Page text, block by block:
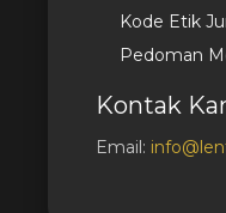
Kode Etik
Pedoman
Kontak
Email: